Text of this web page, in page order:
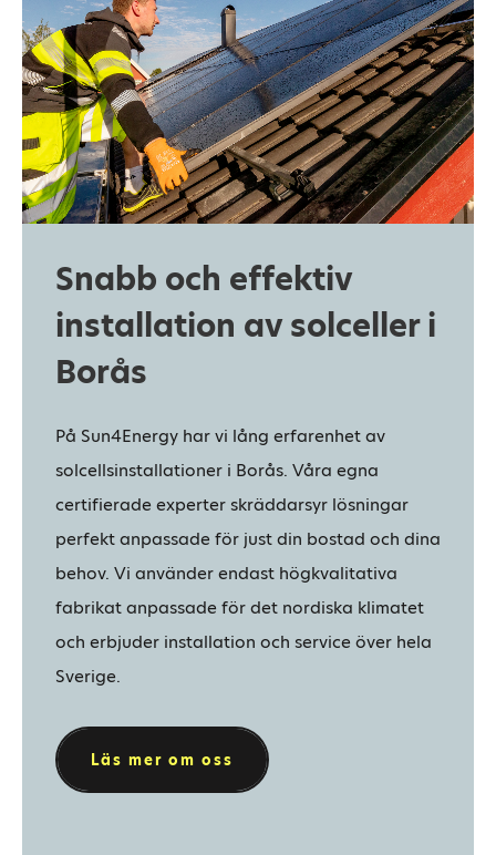
Snabb och effektiv
installation av solceller i
Borås
På Sun4Energy har vi lång erfarenhet av
solcellsinstallationer i Borås. Våra egna
certifierade experter skräddarsyr lösningar
perfekt anpassade för just din bostad och dina
behov. Vi använder endast högkvalitativa
fabrikat anpassade för det nordiska klimatet
och erbjuder installation och service över hela
Sverige.
Läs mer om oss